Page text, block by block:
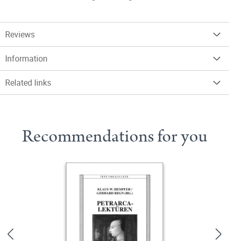
Reviews
Information
Related links
Recommendations for you